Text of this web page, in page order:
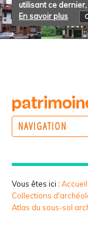
utilisant ce
En savoir plus
NAVIGATION
PARTICIPER
Vous êtes ici : Accueil
Collections
Atlas du sous-sol